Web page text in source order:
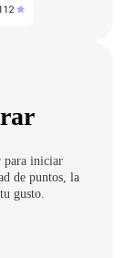
para iniciar
de puntos, la
gusto.